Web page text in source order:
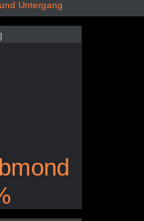
Untergang